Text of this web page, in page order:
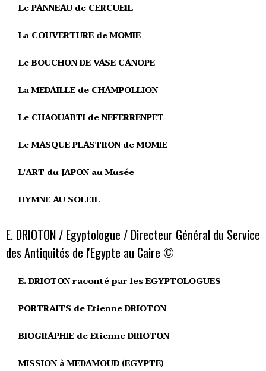
Le PANNEAU de CERCUEIL
La COUVERTURE de MOMIE
Le BOUCHON DE VASE CANOPE
La MEDAILLE de CHAMPOLLION
Le CHAOUABTI de NEFERRENPET
Le MASQUE PLASTRON de MOMIE
L’ART du JAPON au Musée
HYMNE AU SOLEIL
E. DRIOTON / Egyptologue / Directeur Général du Service
des Antiquités de l'Egypte au Caire ©
E. DRIOTON raconté par les EGYPTOLOGUES
PORTRAITS de Etienne DRIOTON
BIOGRAPHIE de Etienne DRIOTON
MISSION à MEDAMOUD (EGYPTE)